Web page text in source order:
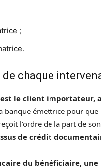
;
chaque
est le client importateur,
banque émettrice pour que
l’ordre de la part de
de crédit
du bénéficiaire,